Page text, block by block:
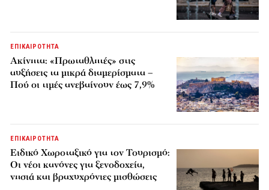
ΕΠΙΚΑΙΡΟΤΗΤΑ
Ακίνητα: «Πρωταθλητές» στις
αυξήσεις τα μικρά διαμερίσματα –
Πού οι τιμές ανεβαίνουν έως 7,9%
ΕΠΙΚΑΙΡΟΤΗΤΑ
Ειδικό Χωροταξικό για τον Τουρισμό:
Οι νέοι κανόνες για ξενοδοχεία,
νησιά και βραχυχρόνιες μισθώσεις